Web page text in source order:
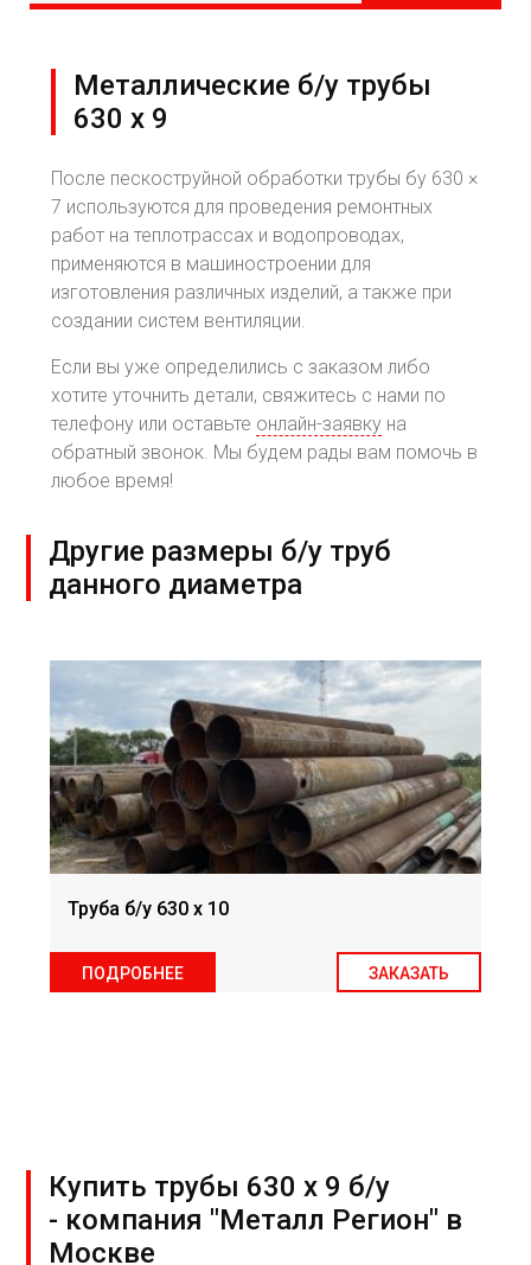
Металлические б/у трубы
630 х 9
После пескоструйной обработки трубы бу 630 ×
7 используются для проведения ремонтных
работ на теплотрассах и водопроводах,
применяются в машиностроении для
изготовления различных изделий, а также при
создании систем вентиляции.
Если вы уже определились с заказом либо
хотите уточнить детали, свяжитесь с нами по
телефону или оставьте онлайн-заявкуна
обратный звонок. Мы будем рады вам помочь в
любое время!
Другие размеры б/у труб
данного диаметра
Труба б/у 630 х 10
ПОДРОБНЕЕ ЗАКАЗАТЬ
Купить трубы 630 х 9 б/у
- компания "Металл Регион" в
Москве